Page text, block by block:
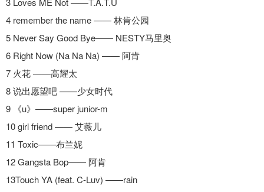
4 remember the name —— 林肯公园
5 Never Say Good Bye—— NESTY马里奥
6 Right Now (Na Na Na) —— 阿肯
7 火花 ——高耀太
8 说出愿望吧 ——少女时代
9 《u》——super junior-m
10 girl friend —— 艾薇儿
11 Toxic——布兰妮
12 Gangsta Bop—— 阿肯
13Touch YA (feat. C-Luv) ——rain